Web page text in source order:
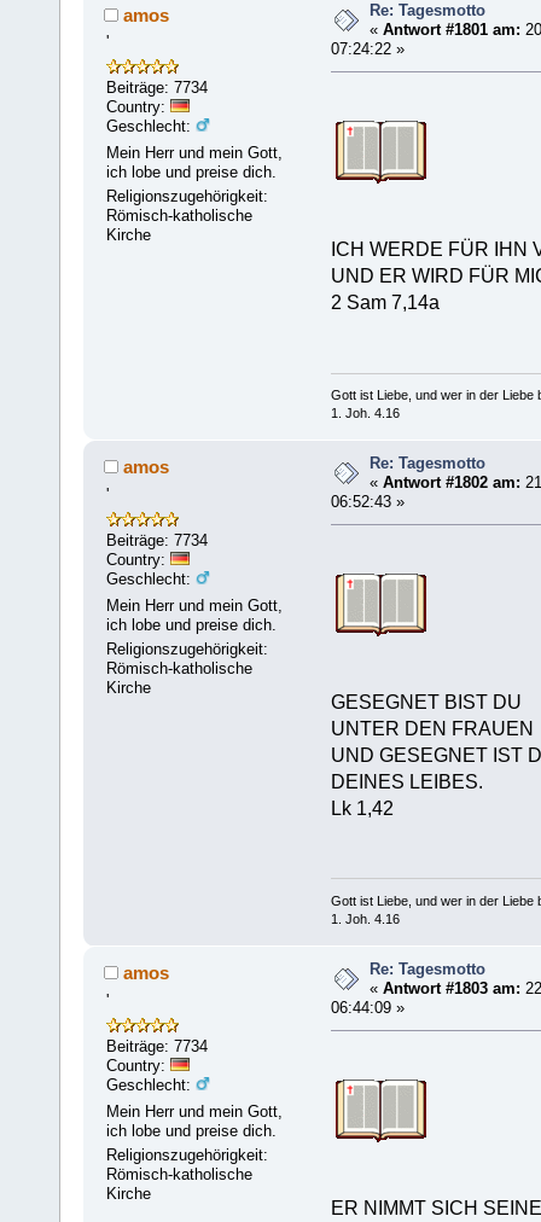
amos
'
Beiträge: 7734
Country:
Geschlecht:
Mein Herr und mein Gott,
ich lobe und preise dich.
Religionszugehörigkeit:
Römisch-katholische
Kirche
Re: Tagesmotto
«Antwort #1801 am:
07:24:22 »
ICH WERDE FÜR IHN
UND ER WIRD FÜR
2 Sam 7,14a
Gott ist Liebe, und wer in der Liebe
1. Joh. 4.16
amos
'
Beiträge: 7734
Country:
Geschlecht:
Mein Herr und mein Gott,
ich lobe und preise dich.
Religionszugehörigkeit:
Römisch-katholische
Kirche
Re: Tagesmotto
«Antwort #1802 am:
06:52:43 »
GESEGNET BIST DU
UNTER DEN FRAUEN
UND GESEGNET IST
DEINES LEIBES.
Lk 1,42
Gott ist Liebe, und wer in der Liebe
1. Joh. 4.16
amos
'
Beiträge: 7734
Country:
Geschlecht:
Mein Herr und mein Gott,
ich lobe und preise dich.
Religionszugehörigkeit:
Römisch-katholische
Kirche
Re: Tagesmotto
«Antwort #1803 am:
06:44:09 »
ER NIMMT SICH